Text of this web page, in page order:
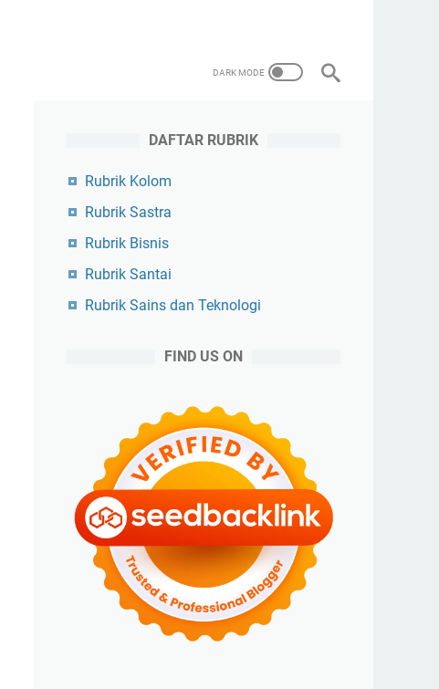
DAFTAR RUBRIK
Rubrik Kolom
Rubrik Sastra
Rubrik Bisnis
Rubrik Santai
Rubrik Sains dan Teknologi
FIND US ON